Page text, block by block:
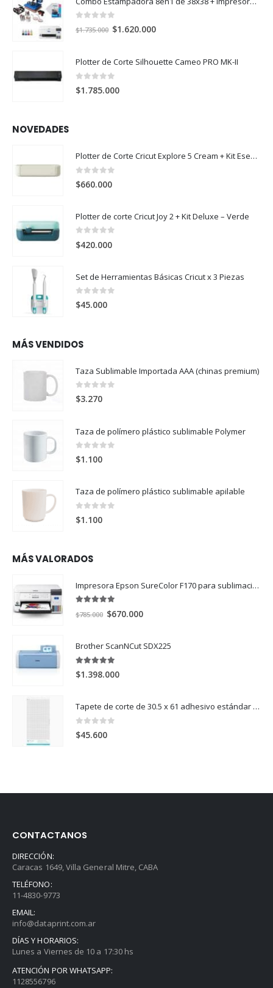
$1.735.000 El
era:
$1.735.000.
$1.620.000El
es:
Plotter de Corte Silhouette Cameo PRO MK-II
0
$1.785.000
NOVEDADES
Plotter de Corte Cricut Explore 5 Cream + Kit Esencial
0
$660.000
Plotter de corte Cricut Joy 2 + Kit Deluxe – Verde
0
$420.000
Set de Herramientas Básicas Cricut x 3 Piezas
0 out of 5
$45.000
MÁS VENDIDOS
Taza Sublimable Importada AAA (chinas premium)
0out of 5
$3.270
Taza de polímero plástico sublimable Polymer
0 out of 5
$1.100
Taza de polímero plástico sublimable apilable
0 out of 5
$1.100
MÁS VALORADOS
Impresora Epson SureColor F170 para sublimación
out of 5
$785.000 El
$785.000.
$670.000El
Brother ScanNCut SDX225
5.00out of 5
$1.398.000
Tapete de corte de 30.5 x 61 adhesivo estándar Cameo
0
$45.600
CONTACTANOS
DIRECCIÓN:
Caracas 1649, Villa General Mitre, CABA
TELÉFONO:
11-4830-9773
EMAIL:
info@dataprint.com.ar
DÍAS Y HORARIOS:
Lunes a Viernes de 10 a 17:30 hs
ATENCIÓN POR WHATSAPP:
1128556796